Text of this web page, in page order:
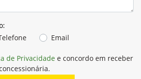
Email
de Privacidade e concordo em receber